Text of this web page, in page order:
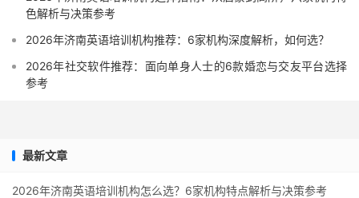
色解析与决策参考
2026年济南英语培训机构推荐：6家机构深度解析，如何选？
2026年社交软件推荐：面向单身人士的6款婚恋与交友平台选择
参考
最新文章
2026年济南英语培训机构怎么选？6家机构特点解析与决策参考